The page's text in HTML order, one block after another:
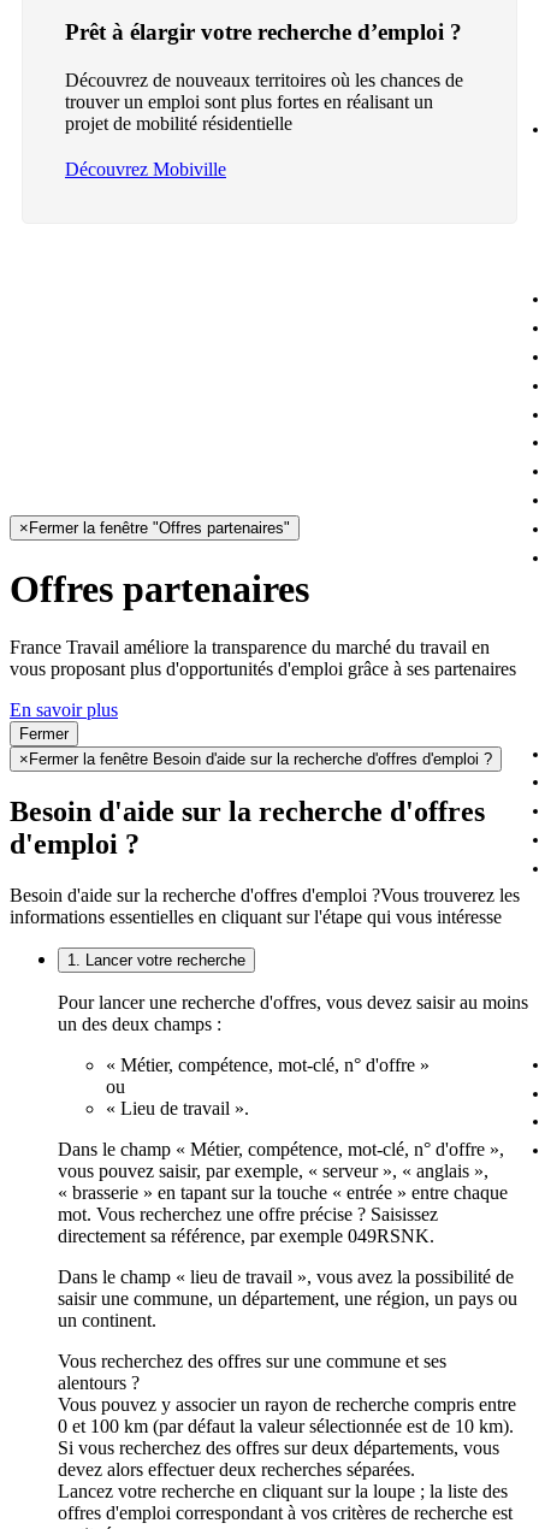
Prêt à élargir votre recherche d’emploi ?
Découvrez de nouveaux territoires où les chances de
trouver un emploi sont plus fortes en réalisant un
projet de mobilité résidentielle
Découvrez Mobiville
× Fermer la fenêtre "Offres partenaires"
Offres partenaires
France Travail améliore la transparence du marché du travail en
vous proposant plus d'opportunités d'emploi grâce à ses partenaires
En savoir plus
Fermer
× Fermer la fenêtre Besoin d'aide sur la recherche d'offres d'emploi ?
Besoin d'aide sur la recherche d'offres
d'emploi ?
Besoin d'aide sur la recherche d'offres d'emploi ?Vous trouverez les
informations essentielles en cliquant sur l'étape qui vous intéresse
1. Lancer votre recherche
Pour lancer une recherche d'offres, vous devez saisir au moins
un des deux champs :
« Métier, compétence, mot-clé, n° d'offre »
ou
« Lieu de travail ».
Dans le champ « Métier, compétence, mot-clé, n° d'offre »,
vous pouvez saisir, par exemple, « serveur », « anglais »,
« brasserie » en tapant sur la touche « entrée » entre chaque
mot. Vous recherchez une offre précise ? Saisissez
directement sa référence, par exemple 049RSNK.
Dans le champ « lieu de travail », vous avez la possibilité de
saisir une commune, un département, une région, un pays ou
un continent.
Vous recherchez des offres sur une commune et ses
alentours ?
Vous pouvez y associer un rayon de recherche compris entre
0 et 100 km (par défaut la valeur sélectionnée est de 10 km).
Si vous recherchez des offres sur deux départements, vous
devez alors effectuer deux recherches séparées.
Lancez votre recherche en cliquant sur la loupe ; la liste des
offres d'emploi correspondant à vos critères de recherche est